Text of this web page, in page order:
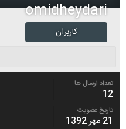
omidheydari
کاربران
تعداد ارسال ها
12
تاریخ عضویت
21 مهر 1392